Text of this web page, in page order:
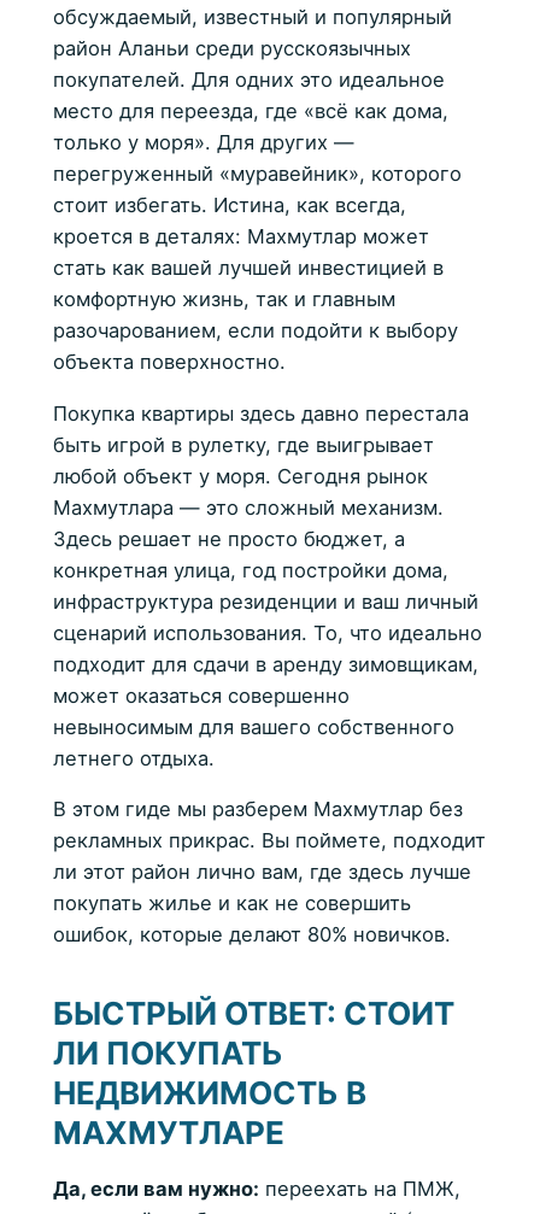
обсуждаемый, известный и популярный
район Аланьи среди русскоязычных
покупателей. Для одних это идеальное
место для переезда, где «всё как дома,
только у моря». Для других —
перегруженный «муравейник», которого
стоит избегать. Истина, как всегда,
кроется в деталях: Махмутлар может
стать как вашей лучшей инвестицией в
комфортную жизнь, так и главным
разочарованием, если подойти к выбору
объекта поверхностно.
Покупка квартиры здесь давно перестала
быть игрой в рулетку, где выигрывает
любой объект у моря. Сегодня рынок
Махмутлара — это сложный механизм.
Здесь решает не просто бюджет, а
конкретная улица, год постройки дома,
инфраструктура резиденции и ваш личный
сценарий использования. То, что идеально
подходит для сдачи в аренду зимовщикам,
может оказаться совершенно
невыносимым для вашего собственного
летнего отдыха.
В этом гиде мы разберем Махмутлар без
рекламных прикрас. Вы поймете, подходит
ли этот район лично вам, где здесь лучше
покупать жилье и как не совершить
ошибок, которые делают 80% новичков.
БЫСТРЫЙ ОТВЕТ: СТОИТ
ЛИ ПОКУПАТЬ
НЕДВИЖИМОСТЬ В
МАХМУТЛАРЕ
Да, если вам нужно: переехать на ПМЖ,